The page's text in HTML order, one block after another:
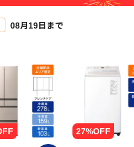
08月19日まで